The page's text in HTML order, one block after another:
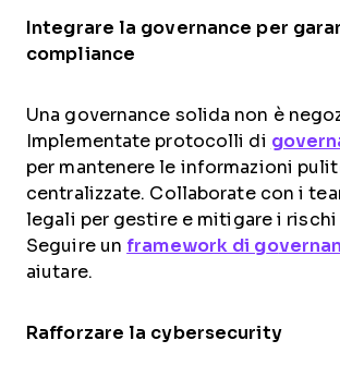
Integrare la governance per
compliance
Una governance solida non è
Implementate protocolli di
per mantenere le informazioni
centralizzate. Collaborate con i
legali per gestire e mitigare i rischi
Seguire un framework di go
aiutare.
Rafforzare la cybersecurity